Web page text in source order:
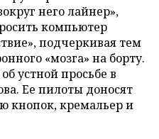
него лайнер»,
компьютер
подчеркивая тем
«мозга» на борту.
устной просьбе в
Ее пилоты доносят
кнопок, кремальер и